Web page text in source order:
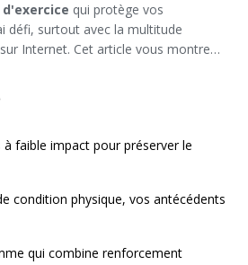
qui protège vos
défi, surtout avec la multitude
Internet. Cet article vous montre
choisir votre plan et comment
condition et vos éventuels
à faible impact pour préserver le
condition physique, vos antécédents
qui combine renforcement